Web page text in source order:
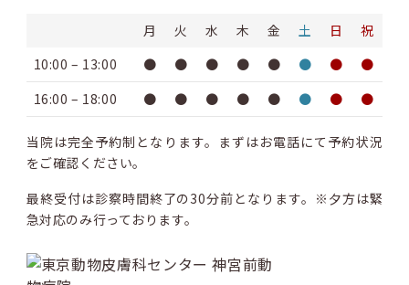
月 火 水 木 金 土 日
祝
10:00 – 13:00
● ● ● ● ● ● ●
●
16:00 – 18:00
● ● ● ● ● ● ● ●
当院は完全予約制となります。まずはお電話にて予約状況
をご確認ください。
最終受付は診察時間終了の30分前となります。※夕方は緊
急対応のみ行っております。